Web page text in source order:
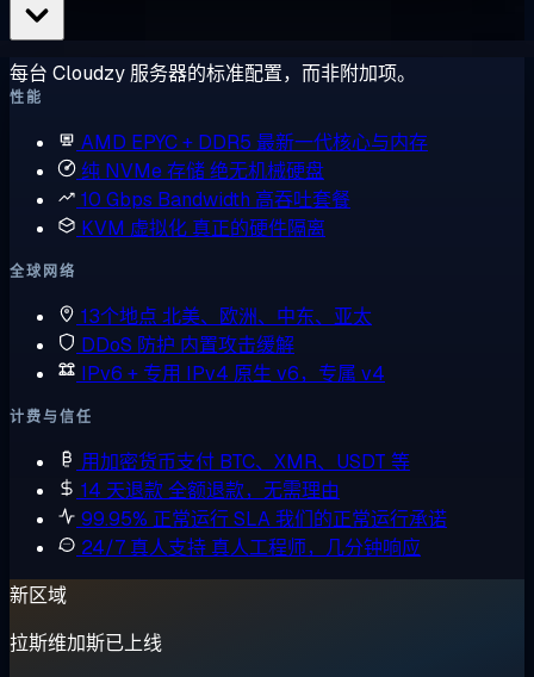
每台 Cloudzy 服务器的标准配置，而非附加项。
性能
AMD EPYC + DDR5 最新一代核心与内存
纯 NVMe 存储绝无机械硬盘
10 Gbps Bandwidth 高吞吐套餐
KVM 虚拟化 真正的硬件隔离
全球网络
13个地点 北美、欧洲、中东、亚太
DDoS 防护 内置攻击缓解
IPv6 + 专用 IPv4 原生 v6，专属 v4
计费与信任
用加密货币支付 BTC、XMR、USDT 等
14 天退款全额退款，无需理由
99.95% 正常运行 SLA我们的正常运行承诺
24/7 真人支持 真人工程师，几分钟响应
新区域
拉斯维加斯已上线